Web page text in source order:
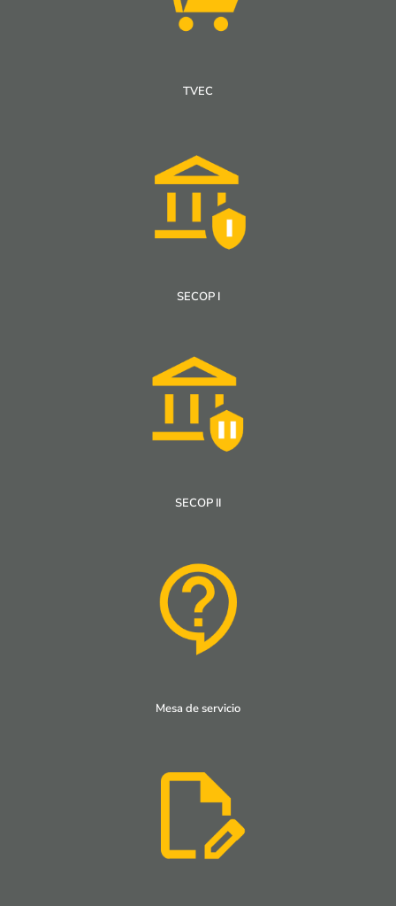
TVEC
SECOP I
SECOP II
Mesa de servicio